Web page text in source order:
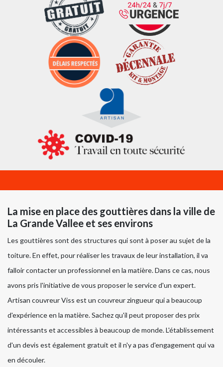
La mise en place des gouttières dans la ville de
La Grande Vallee et ses environs
Les gouttières sont des structures qui sont à poser au sujet de la
toiture. En effet, pour réaliser les travaux de leur installation, il va
falloir contacter un professionnel en la matière. Dans ce cas, nous
avons pris l'initiative de vous proposer le service d'un expert.
Artisan couvreur Viss est un couvreur zingueur qui a beaucoup
d'expérience en la matière. Sachez qu'il peut proposer des prix
intéressants et accessibles à beaucoup de monde. L'établissement
d'un devis est également gratuit et il n'y a pas d'engagement qui va
en découler.